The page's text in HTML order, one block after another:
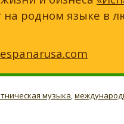
на родном языке в
музыка,